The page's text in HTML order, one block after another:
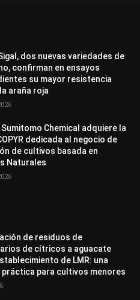
dos nuevas variedades de
confirman en ensayos
su mayor resistencia
araña roja
Sumitomo Chemical adquiere la
dedicada al negocio de
de cultivos basada en
Naturales
de residuos de
de cítricos a aguacate
de LMR: una
para cultivos menores